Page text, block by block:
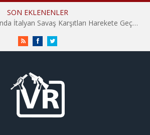
SON EKLENENLER
Hiroşima’nın 81. Yılında İtalyan Savaş Karşıtları Harekete Geçti: “Hatırlamak yeterli değil”
RSS FacebookTwitter